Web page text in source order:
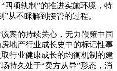
四项轨制”的推进实施环境，特
从不睬解到接管的过程。
的持续关心，无力鞭策中国
地产行业成长史中的标记性事
行业健康成长的均衡机制的建
持久处于“卖方从导”形态，消